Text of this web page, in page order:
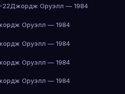
22Джордж Оруэлл — 1984
Оруэлл — 1984
Оруэлл — 1984
Оруэлл — 1984
Оруэлл — 1984